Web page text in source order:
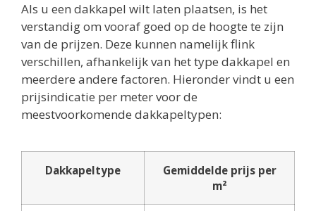
Als u een dakkapel wilt laten plaatsen, is het
verstandig om vooraf goed op de hoogte te zijn
van de prijzen. Deze kunnen namelijk flink
verschillen, afhankelijk van het type dakkapel en
meerdere andere factoren. Hieronder vindt u een
prijsindicatie per meter voor de
meestvoorkomende dakkapeltypen:
Dakkapeltype
Gemiddelde prijs per
m²